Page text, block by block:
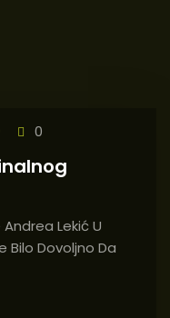
0
Lekić U
Bilo Dovoljno Da